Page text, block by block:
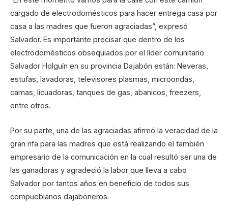
cargado de electrodomésticos para hacer entrega casa por
casa a las madres que fueron agraciadas”, expresó
Salvador. Es importante precisar que dentro de los
electrodomésticos obsequiados por el líder comunitario
Salvador Holguín en su provincia Dajabón están: Neveras,
estufas, lavadoras, televisores plasmas, microondas,
camas, licuadoras, tanques de gas, abanicos, freezers,
entre otros.
Por su parte, una de las agraciadas afirmó la veracidad de la
gran rifa para las madres que está realizando el también
empresario de la comunicación en la cual resultó ser una de
las ganadoras y agradeció la labor que lleva a cabo
Salvador por tantos años en beneficio de todos sus
compueblanos dajaboneros.